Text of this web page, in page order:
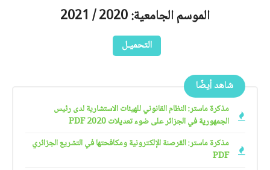
الموسم الجامعية: 2020 / 2021
التحميـل
شاهد أيضًا
مذكرة ماستر: النظام القانوني للهيئات الاستشارية لدى رئيس
الجمهورية في الجزائر على ضوء تعديلات 2020 PDF
مذكرة ماستر: القرصنة الإلكترونية ومكافحتها في التشريع الجزائري
PDF